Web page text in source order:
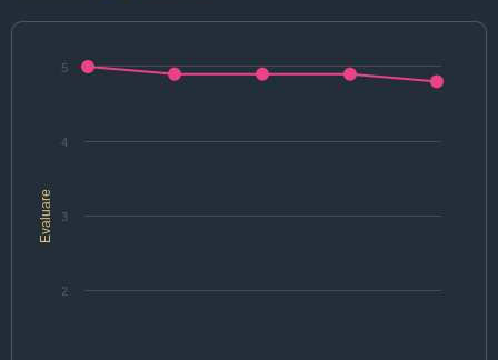
Evaluare
2
3
4
5